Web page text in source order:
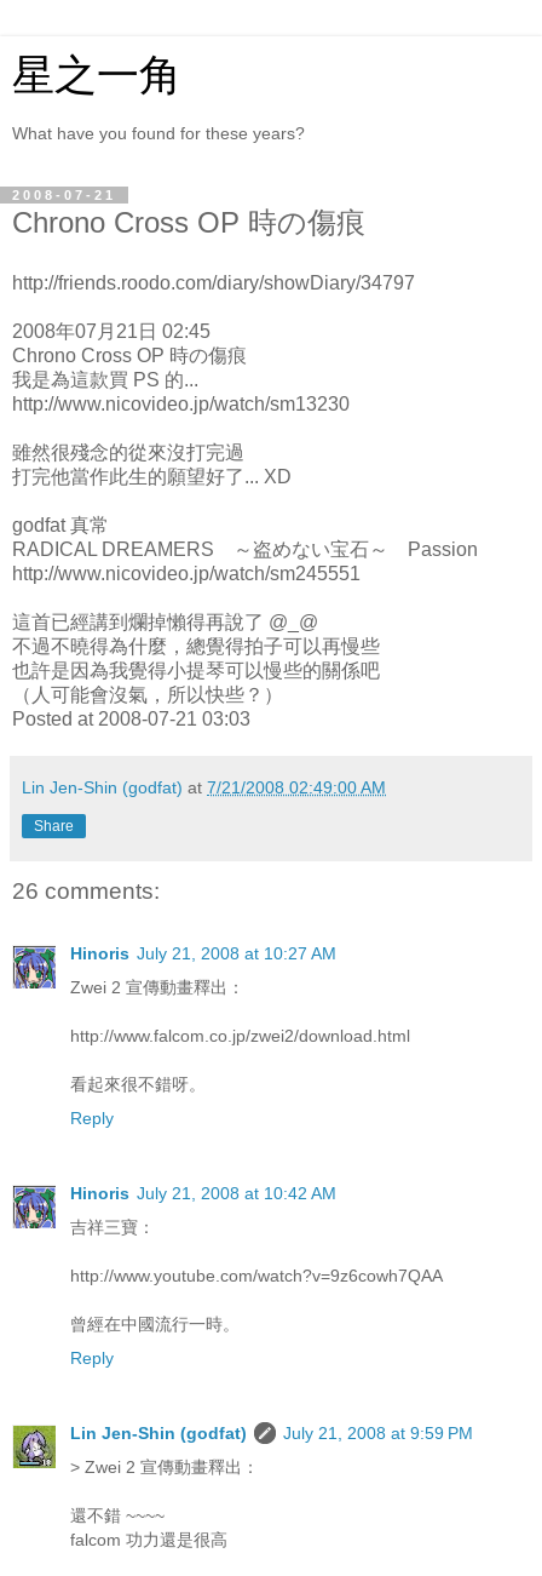
星之一角
What have you found for these years?
2008-07-21
Chrono Cross OP 時の傷痕
http://friends.roodo.com/diary/showDiary/34797
2008年07月21日 02:45
Chrono Cross OP 時の傷痕
我是為這款買 PS 的...
http://www.nicovideo.jp/watch/sm13230
雖然很殘念的從來沒打完過
打完他當作此生的願望好了... XD
godfat 真常
RADICAL DREAMERS ～盗めない宝石～ Passion
http://www.nicovideo.jp/watch/sm245551
這首已經講到爛掉懶得再說了 @_@
不過不曉得為什麼，總覺得拍子可以再慢些
也許是因為我覺得小提琴可以慢些的關係吧
（人可能會沒氣，所以快些？）
Posted at 2008-07-21 03:03
Lin Jen-Shin (godfat) at 7/21/2008 02:49:00 AM
Share
26 comments:
Hinoris July 21, 2008 at 10:27 AM
Zwei 2 宣傳動畫釋出：
http://www.falcom.co.jp/zwei2/download.html
看起來很不錯呀。
Reply
Hinoris July 21, 2008 at 10:42 AM
吉祥三寶：
http://www.youtube.com/watch?v=9z6cowh7QAA
曾經在中國流行一時。
Reply
Lin Jen-Shin (godfat)
July 21, 2008 at 9:59 PM
> Zwei 2 宣傳動畫釋出：
還不錯 ~~~~
falcom 功力還是很高